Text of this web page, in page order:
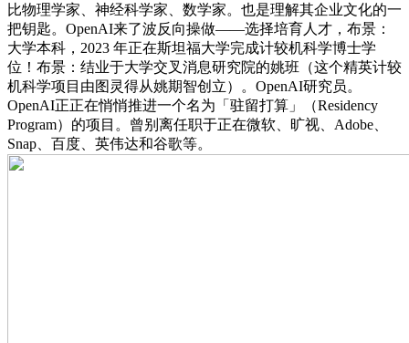
比物理学家、神经科学家、数学家。也是理解其企业文化的一
把钥匙。OpenAI来了波反向操做——选择培育人才，布景：
大学本科，2023 年正在斯坦福大学完成计较机科学博士学
位！布景：结业于大学交叉消息研究院的姚班（这个精英计较
机科学项目由图灵得从姚期智创立）。OpenAI研究员。
OpenAI正正在悄悄推进一个名为「驻留打算」（Residency
Program）的项目。曾别离任职于正在微软、旷视、Adobe、
Snap、百度、英伟达和谷歌等。